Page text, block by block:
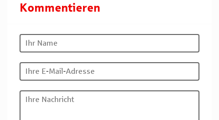
Kommentieren